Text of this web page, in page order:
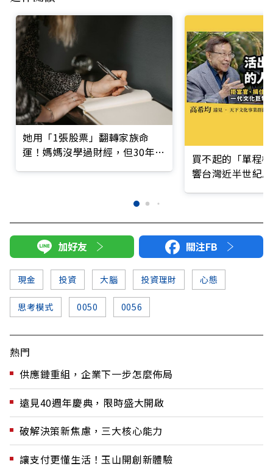
她用「1張股票」翻轉家族命
運！媽媽沒學過財經，但30年默
買不起的「單程
響台灣近半世紀
加好友 關注FB
現金 投資 大腦 投資理財 心態
思考模式 0050 0056
熱門
供應鏈重組，企業下一步怎麼佈局
遠見40週年慶典，限時盛大開啟
破解決策新焦慮，三大核心能力
讓支付更懂生活！玉山開創新體驗